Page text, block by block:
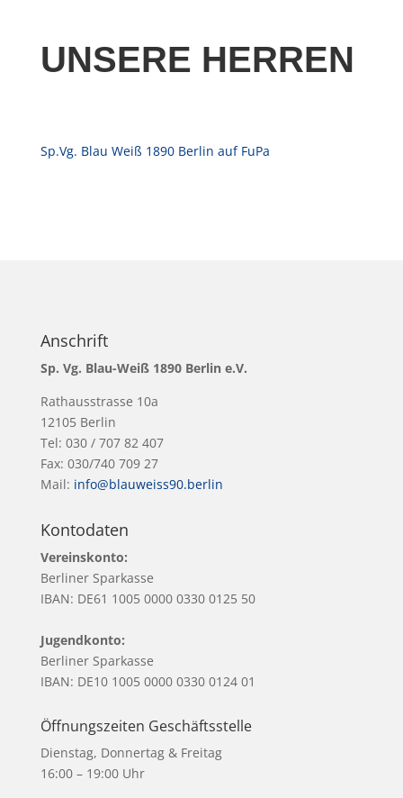
UNSERE HERREN
Sp.Vg. Blau Weiß 1890 Berlin auf FuPa
Anschrift
Sp. Vg. Blau-Weiß 1890 Berlin e.V.
Rathausstrasse 10a
12105 Berlin
Tel: 030 / 707 82 407
Fax: 030/740 709 27
Mail: info@blauweiss90.berlin
Kontodaten
Vereinskonto:
Berliner Sparkasse
IBAN: DE61 1005 0000 0330 0125 50
Jugendkonto:
Berliner Sparkasse
IBAN: DE10 1005 0000 0330 0124 01
Öffnungszeiten Geschäftsstelle
Dienstag, Donnertag & Freitag
16:00 – 19:00 Uhr